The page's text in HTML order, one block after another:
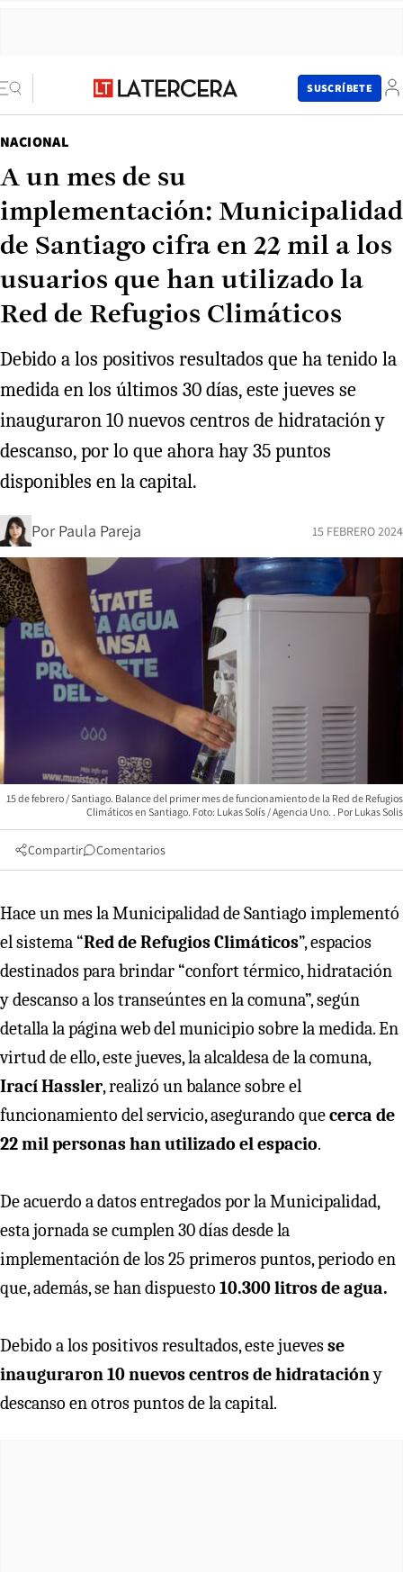
SUSCRÍBETE
NACIONAL
A un mes de su
implementación: Municipalidad
de Santiago cifra en 22 mil a los
usuarios que han utilizado la
Red de Refugios Climáticos
Debido a los positivos resultados que ha tenido la
medida en los últimos 30 días, este jueves se
inauguraron 10 nuevos centros de hidratación y
descanso, por lo que ahora hay 35 puntos
disponibles en la capital.
Por Paula Pareja 15 FEBRERO 2024
15 de febrero / Santiago. Balance del primer mes de funcionamiento de la Red de Refugios
Climáticos en Santiago. Foto: Lukas Solís / Agencia Uno.
Lukas Solis
Compartir Comentarios
Hace un mes la Municipalidad de Santiago implementó
el sistema “Red de Refugios Climáticos”, espacios
destinados para brindar “confort térmico, hidratación
y descanso a los transeúntes en la comuna”, según
detalla la página web del municipio sobre la medida. En
virtud de ello, este jueves, la alcaldesa de la comuna,
Irací Hassler, realizó un balance sobre el
funcionamiento del servicio, asegurando quecerca de
22 mil personas han utilizado el espacio.
De acuerdo a datos entregados por la Municipalidad,
esta jornada se cumplen 30 días desde la
implementación de los 25 primeros puntos, periodo en
que, además, se han dispuesto 10.300 litros de agua.
Debido a los positivos resultados, este juevesse
inauguraron 10 nuevos centros de hidratacióny
descanso en otros puntos de la capital.